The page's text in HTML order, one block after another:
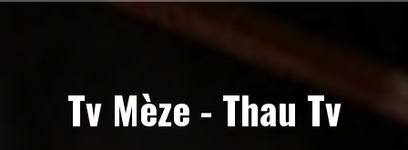
Tv Mèze - Thau Tv